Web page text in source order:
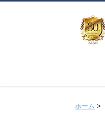
ホーム >